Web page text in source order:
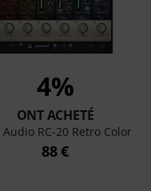
4%
ONT ACHETÉ
Audio RC-20 Retro Color
88 €